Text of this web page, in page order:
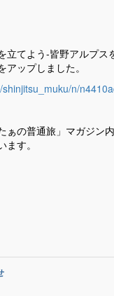
立てよう-皆野アルプス
ップしました。
n/
ぁの普通旅」マガジン
ます。